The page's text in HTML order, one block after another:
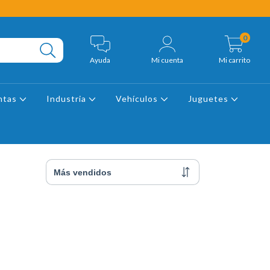
Ayuda Mi cuenta Mi carrito
0
Industria Vehículos Juguetes